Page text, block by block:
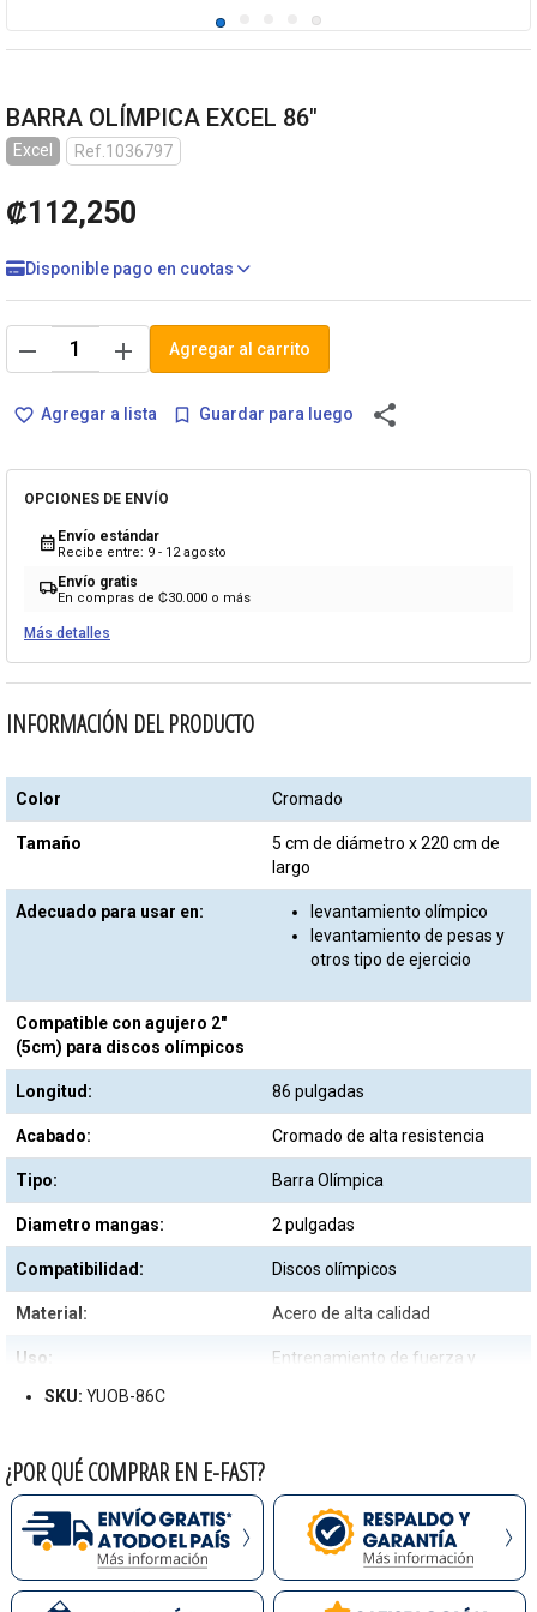
BARRA OLÍMPICA EXCEL 86"
Excel Ref.1036797
₡112,250
Disponible pago en cuotas
remove add Agregar al carrito
favorite_border Agregar a lista bookmark_border Guardar para luego share
OPCIONES DE ENVÍO
calendar_month Envío estándar
Recibe entre: 9 - 12 agosto
local_shippingEnvío gratis
En compras de ₡30.000 o más
Más detalles
INFORMACIÓN DEL PRODUCTO
Color Cromado
Tamaño
5 cm de diámetro x 220 cm de
largo
Adecuado para usar en:
levantamiento olímpico
levantamiento de pesas y
otros tipo de ejercicio
Compatible con agujero 2"
(5cm) para discos olímpicos
Longitud: 86 pulgadas
Acabado: Cromado de alta resistencia
Tipo: Barra Olímpica
Diametro mangas: 2 pulgadas
Compatibilidad: Discos olímpicos
Material: Acero de alta calidad
Uso:
Entrenamiento de fuerza y
Tipo de rotacion:
Resistencia a la corrosion:
Mantenimiento:
Requiere limpieza periódica para
conservar el brillo del cromo
SKU: YUOB-86C
¿POR QUÉ COMPRAR EN E-FAST?